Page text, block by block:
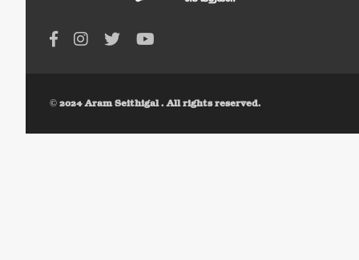
© 2024 Aram Seithigal . All rights reserved.